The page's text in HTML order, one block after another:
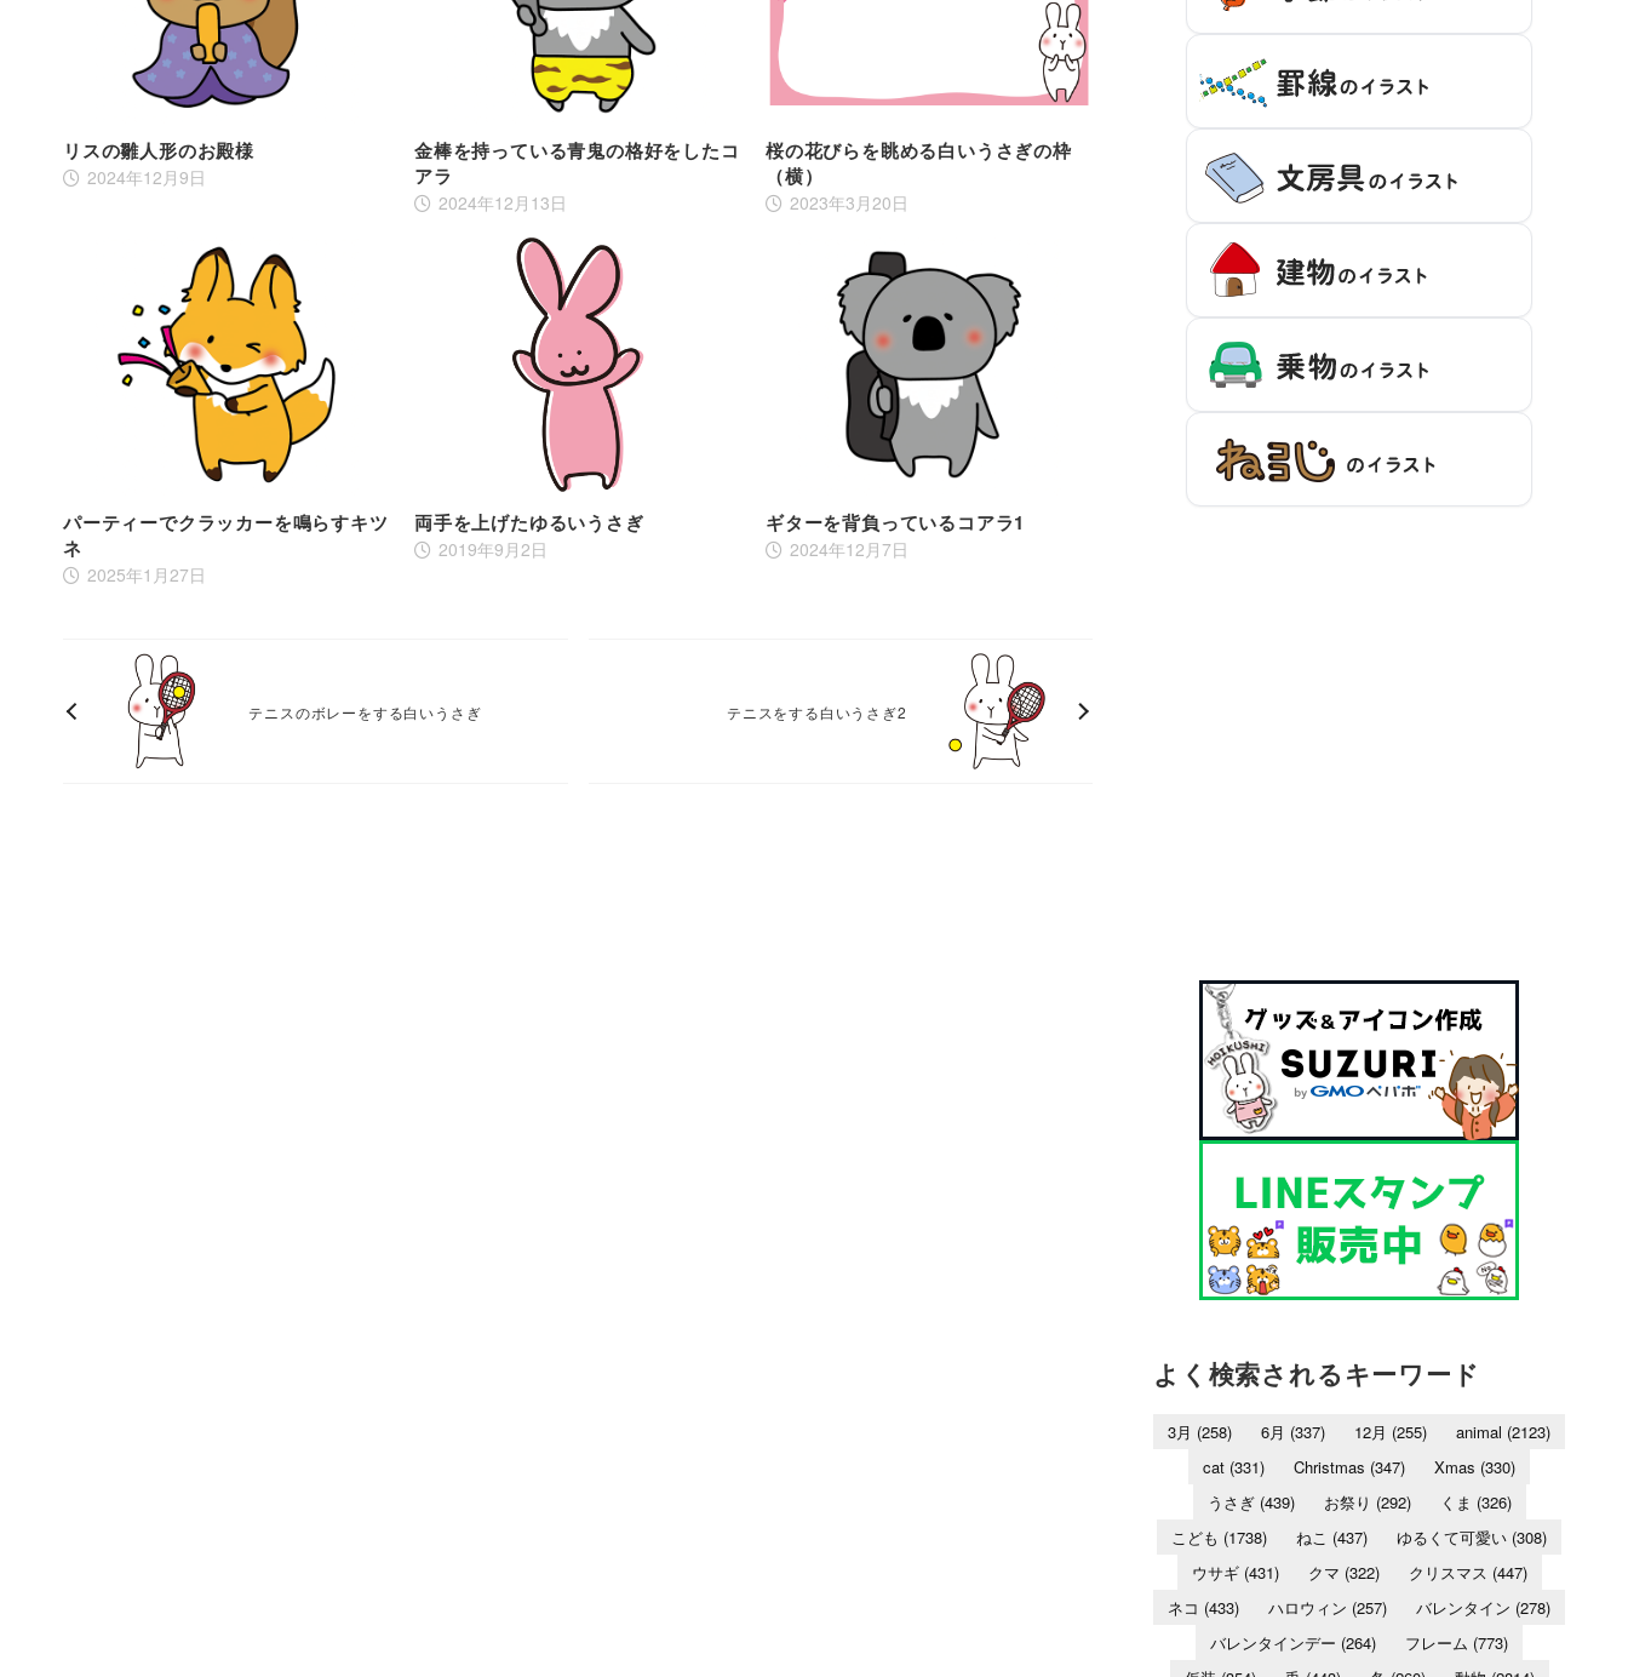
リスの雛人形のお殿様
2024年12月9日
金棒を持っている青鬼の格好をしたコ
アラ
2024年12月13日
桜の花びらを眺める白いうさぎの枠
（横）
2023年3月20日
パーティーでクラッカーを鳴らすキツ
ネ
2025年1月27日
両手を上げたゆるいうさぎ
2019年9月2日
ギターを背負っているコアラ1
2024年12月7日
テニスのボレーをする白いうさぎ テニスをする白いうさぎ2
よく検索されるキーワード
3月 (258) 6月 (337) 12月 (255) animal (2123)
cat (331) Christmas (347) Xmas (330)
うさぎ(439) お祭り (292) くま (326)
こども (1738) ねこ (437) ゆるくて可愛い (308)
ウサギ(431) クマ (322) クリスマス (447)
ネコ (433) ハロウィン (257) バレンタイン (278)
バレンタインデー (264) フレーム (773)